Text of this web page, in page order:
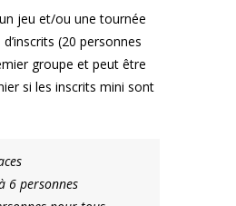
jeu et/ou une tournée
(20 personnes
groupe et peut être
si les inscrits mini sont
6 personnes